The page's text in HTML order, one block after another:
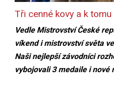
Tři cenné kovy a k
Vedle Mistrovství České
víkend i mistrovství světa
Naši nejlepší závodníci
vybojovali 3 medaile i nové